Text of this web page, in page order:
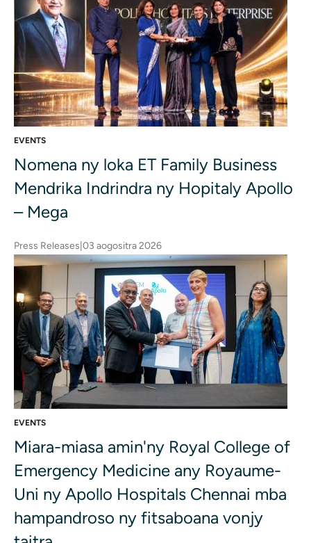
EVENTS
Nomena ny loka ET Family Business
Mendrika Indrindra ny Hopitaly Apollo
– Mega
Press Releases 03 aogositra 2026
EVENTS
Miara-miasa amin'ny Royal College of
Emergency Medicine any Royaume-
Uni ny Apollo Hospitals Chennai mba
hampandroso ny fitsaboana vonjy